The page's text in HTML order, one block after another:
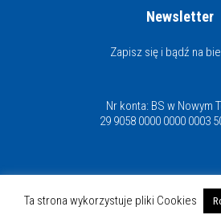
Newsletter
Zapisz się i bądź na
Nr konta: BS w Nowym
29 9058 0000 0000 0003
Miejska i Powiatowa
© Copyright 2021 |
Ta strona wykorzystuje pliki Cookies